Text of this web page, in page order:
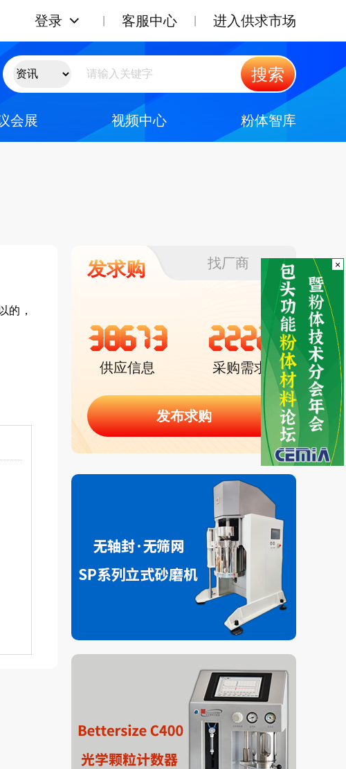
登录 客服中心 进入供求市场
搜索
会展 视频中心 粉体智库
的，
发求购 找厂商
38673
供应信息
2222
采购需求
发布求购
×